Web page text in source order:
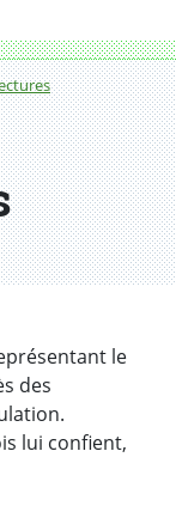
le
des
lui confient,